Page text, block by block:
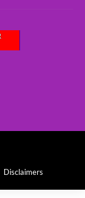
Disclaimers